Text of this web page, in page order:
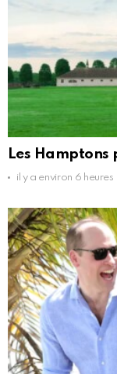
Les
il y a environ 6 heures